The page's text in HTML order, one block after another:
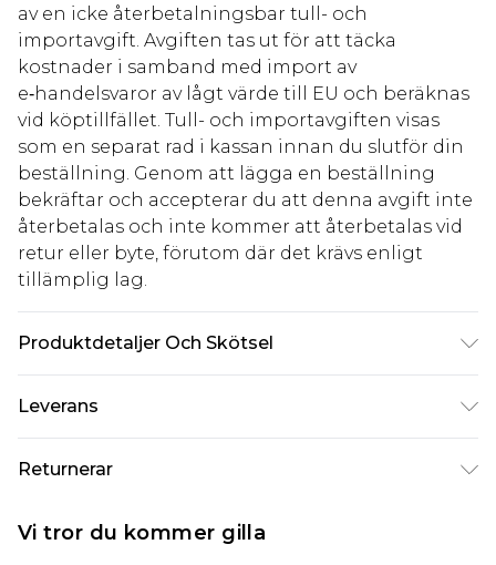
av en icke återbetalningsbar tull- och
importavgift. Avgiften tas ut för att täcka
kostnader i samband med import av
e‑handelsvaror av lågt värde till EU och beräknas
vid köptillfället. Tull- och importavgiften visas
som en separat rad i kassan innan du slutför din
beställning. Genom att lägga en beställning
bekräftar och accepterar du att denna avgift inte
återbetalas och inte kommer att återbetalas vid
retur eller byte, förutom där det krävs enligt
tillämplig lag.
Produktdetaljer Och Skötsel
Leverans
Standardleverans Sverige
kr80
Expressleverans Sverige
Returnerar
på dig att skicka tillbaka något från den dag du
Vi tror du kommer gilla